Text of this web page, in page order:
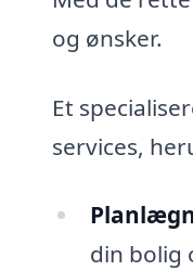
og ønsker.
Et
services,
din bolig